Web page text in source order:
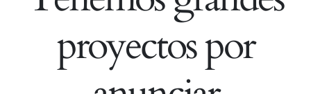
proyectos por